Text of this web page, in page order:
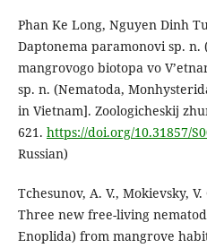
Phan Ke Long, Nguyen Dinh
Daptonema paramonovi sp.
mangrovogo biotopa vo
sp. n. (Nematoda,
in Vietnam]. Zoologicheskij
621. https://doi.org/10.31857/
Russian)
Tchesunov, A. V., Mokievsky,
Three new free-living
Enoplida) from mangrove